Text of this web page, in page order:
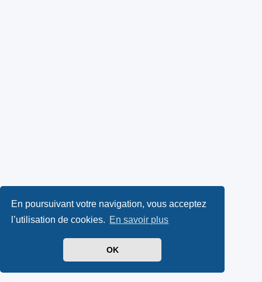
En poursuivant votre navigation, vous acceptez
l’utilisation de cookies. En savoir plus
OK